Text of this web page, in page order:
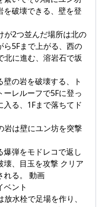
を破壊できる、壁を登
が2つ並んだ場所は北の
5Fまで上がる、西の
北に進む、溶岩石で坂
の岩を破壊する、ト
レルーフで5Fに登っ
る、1Fまで落ちてド
岩は壁にユン坊を突撃
弾をモドレコで返し
、目玉を攻撃 クリア
れる。 動画
ベント
水栓で足場を作り、